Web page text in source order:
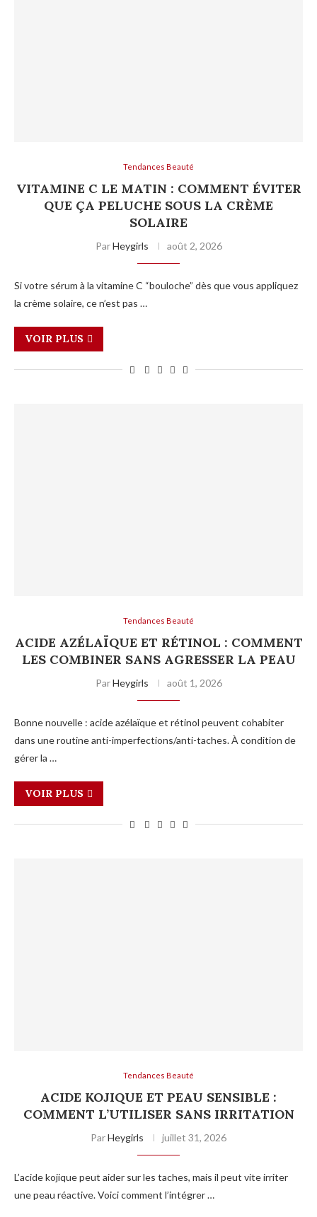
Tendances Beauté
VITAMINE C LE MATIN : COMMENT ÉVITER
QUE ÇA PELUCHE SOUS LA CRÈME
SOLAIRE
ParHeygirls août 2, 2026
Si votre sérum à la vitamine C “bouloche” dès que vous appliquez
la crème solaire, ce n’est pas …
VOIR PLUS
Tendances Beauté
ACIDE AZÉLAÏQUE ET RÉTINOL : COMMENT
LES COMBINER SANS AGRESSER LA PEAU
ParHeygirls août 1, 2026
Bonne nouvelle : acide azélaïque et rétinol peuvent cohabiter
dans une routine anti-imperfections/anti-taches. À condition de
gérer la …
VOIR PLUS
Tendances Beauté
ACIDE KOJIQUE ET PEAU SENSIBLE :
COMMENT L’UTILISER SANS IRRITATION
ParHeygirls juillet 31, 2026
L’acide kojique peut aider sur les taches, mais il peut vite irriter
une peau réactive. Voici comment l’intégrer …